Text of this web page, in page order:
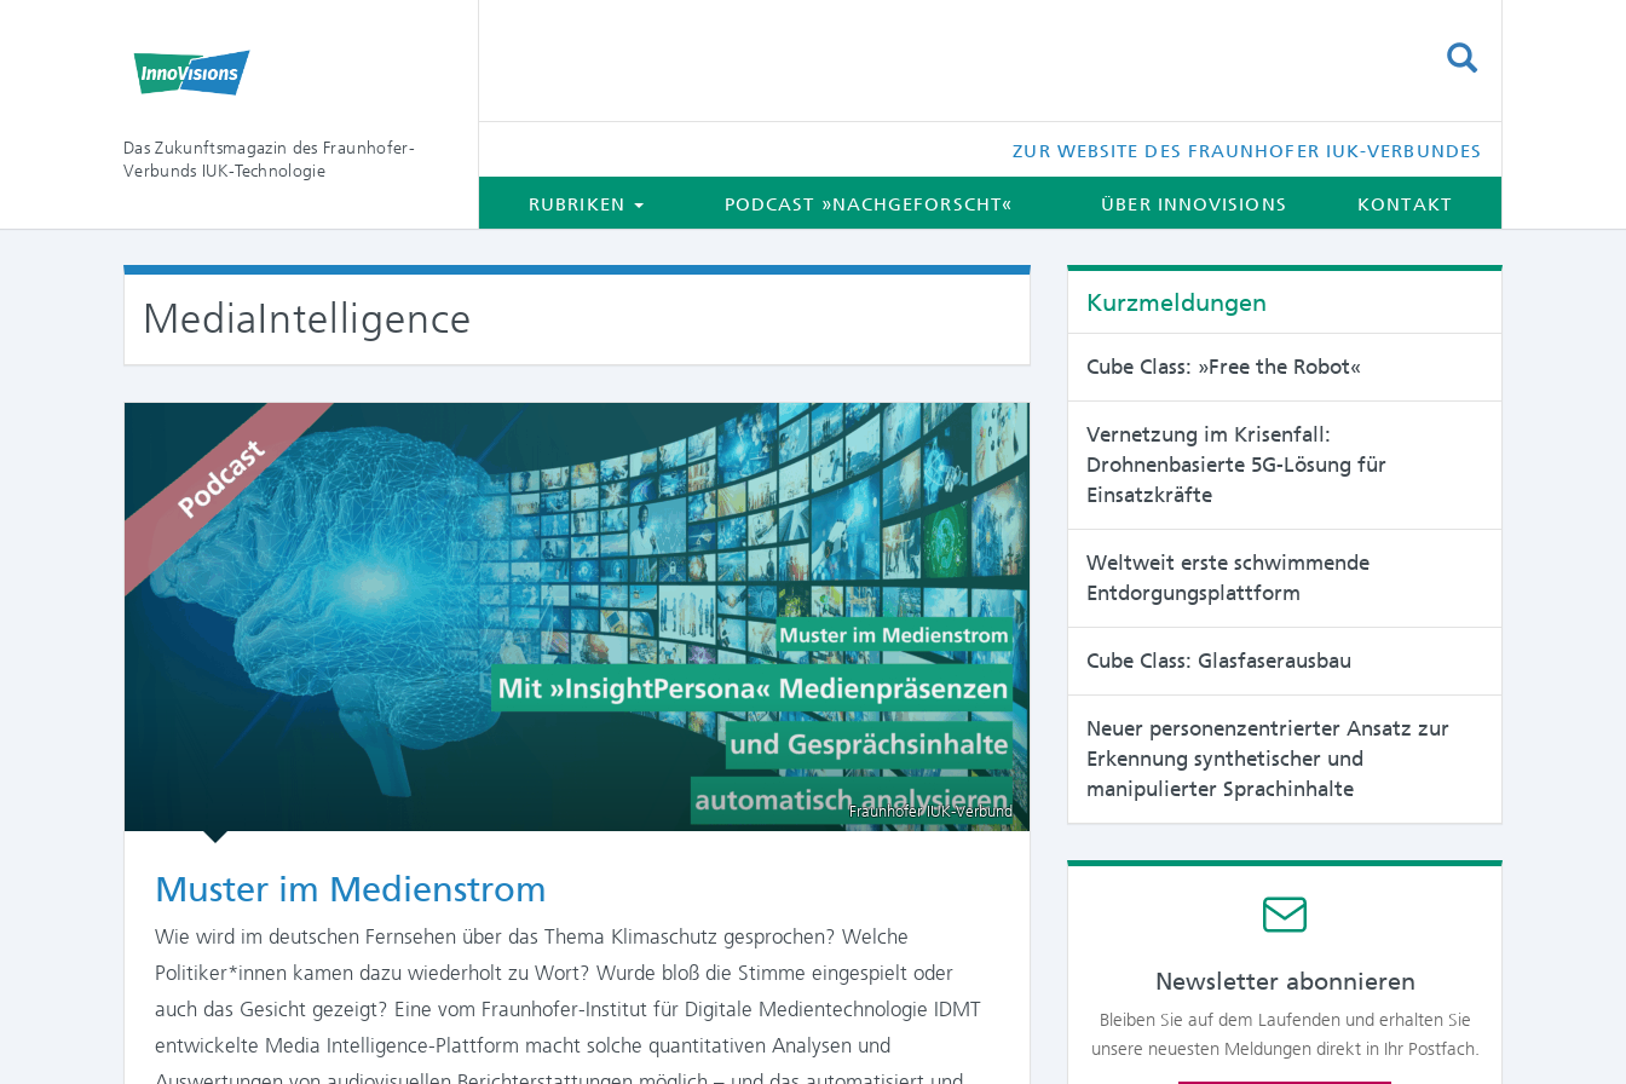
Das Zukunftsmagazin des Fraunhofer-
Verbunds IUK-Technologie
ZUR WEBSITE DES FRAUNHOFER IUK-VERBUNDES
RUBRIKEN PODCAST »NACHGEFORSCHT« ÜBER INNOVISIONS KONTAKT
MediaIntelligence
Fraunhofer IUK-Verbund
Muster im Medienstrom
Wie wird im deutschen Fernsehen über das Thema Klimaschutz gesprochen? Welche
Politiker*innen kamen dazu wiederholt zu Wort? Wurde bloß die Stimme eingespielt oder
auch das Gesicht gezeigt? Eine vom Fraunhofer-Institut für Digitale Medientechnologie IDMT
entwickelte Media Intelligence-Plattform macht solche quantitativen Analysen und
Kurzmeldungen
Cube Class: »Free the Robot«
Vernetzung im Krisenfall:
Drohnenbasierte 5G-Lösung für
Einsatzkräfte
Weltweit erste schwimmende
Entdorgungsplattform
Cube Class: Glasfaserausbau
Neuer personenzentrierter Ansatz zur
Erkennung synthetischer und
manipulierter Sprachinhalte
Newsletter abonnieren
Bleiben Sie auf dem Laufenden und erhalten Sie
unsere neuesten Meldungen direkt in Ihr Postfach.